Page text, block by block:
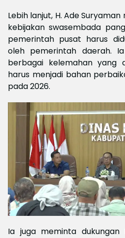
Lebih lanjut, H. Ade
kebijakan swasembada
pemerintah pusat harus
oleh pemerintah daerah.
berbagai kelemahan yang
harus menjadi bahan
pada 2026.
Ia juga meminta dukungan